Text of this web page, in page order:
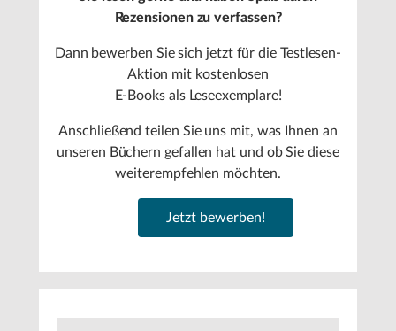
Rezensionen zu verfassen?
Dann bewerben Sie sich jetzt für die Testlesen-
Aktion mit kostenlosen
E-Books als Leseexemplare!
Anschließend teilen Sie uns mit, was Ihnen an
unseren Büchern gefallen hat und ob Sie diese
weiterempfehlen möchten.
Jetzt bewerben!